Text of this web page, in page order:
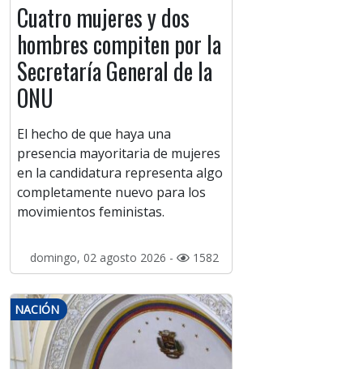
Cuatro mujeres y dos
hombres compiten por la
Secretaría General de la
ONU
El hecho de que haya una
presencia mayoritaria de mujeres
en la candidatura representa algo
completamente nuevo para los
movimientos feministas.
domingo, 02 agosto 2026 - 1582
NACIÓN